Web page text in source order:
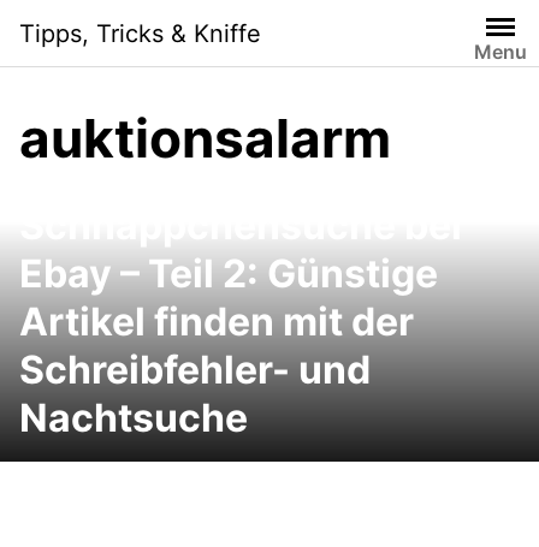
content
Tipps, Tricks & Kniffe
Menu
auktionsalarm
Ebay – Teil 2: Günstige
Artikel finden mit der
Schreibfehler- und
Nachtsuche